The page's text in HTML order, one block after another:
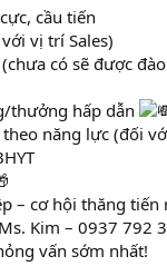
cầu tiến
vị trí Sales)
có sẽ được
thưởng hấp dẫn
năng lực (đối
– cơ hội thăng tiến
Ms. Kim – 0937 792
vấn sớm nhất!